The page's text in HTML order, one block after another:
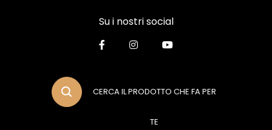
Su i nostri social
CERCA IL PRODOTTO CHE FA PER
TE